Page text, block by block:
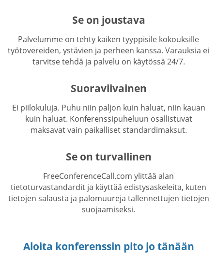
Se on joustava
Palvelumme on tehty kaiken tyyppisile kokouksille
työtovereiden, ystävien ja perheen kanssa. Varauksia ei
tarvitse tehdä ja palvelu on käytössä 24/7.
Suoraviivainen
Ei piilokuluja. Puhu niin paljon kuin haluat, niin kauan
kuin haluat. Konferenssipuheluun osallistuvat
maksavat vain paikalliset standardimaksut.
Se on turvallinen
FreeConferenceCall.com ylittää alan
tietoturvastandardit ja käyttää edistysaskeleita, kuten
tietojen salausta ja palomuureja tallennettujen tietojen
suojaamiseksi.
Aloita konferenssin pito jo tänään